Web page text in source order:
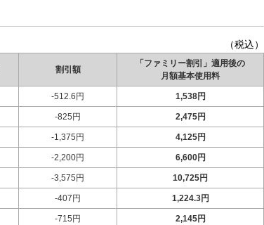
（税込）
割引額
「ファミリー割引」適用後の
月額基本使用料
-512.6円 1,538円
-825円 2,475円
-1,375円 4,125円
-2,200円 6,600円
-3,575円 10,725円
-407円 1,224.3円
-715円 2,145円